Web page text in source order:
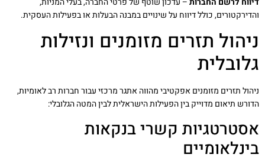
והדירקטורים, כולל דיווח על שינויים במבנה הבעלות או בפעילות העסקית.
ניהול תזרים מזומנים ונזילות
גלובלית
ניהול תזרים מזומנים אפקטיבי מהווה אתגר מרכזי עבור חברות רב לאומיות,
הדורש תיאום מדוייק בין הפעילות הישראלית לבין המטה הגלובלי:
אסטרטגיות קשרי בנקאות
בינלאומיים